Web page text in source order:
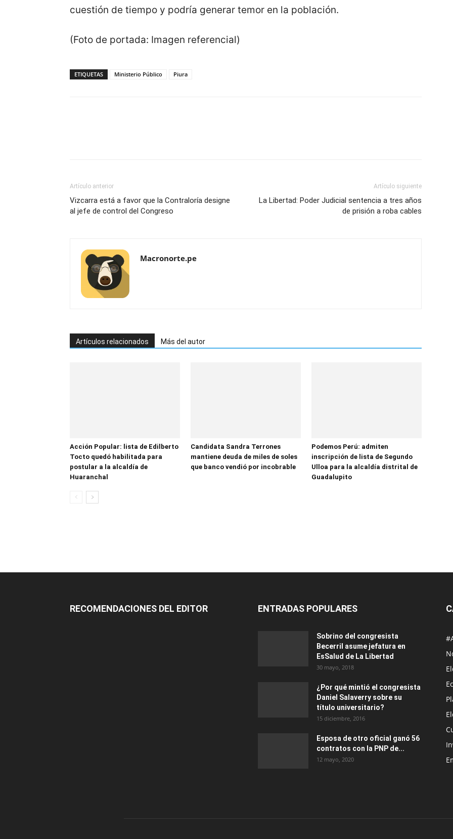
cuestión de tiempo y podría generar temor en la población.
(Foto de portada: Imagen referencial)
ETIQUETAS Ministerio Público Piura
Artículo anterior
Vizcarra está a favor que la Contraloría designe
al jefe de control del Congreso
Artículo siguiente
La Libertad: Poder Judicial sentencia a tres años
de prisión a roba cables
Macronorte.pe
Artículos relacionados Más del autor
Acción Popular: lista de Edilberto
Tocto quedó habilitada para
postular a la alcaldía de
Huaranchal
Candidata Sandra Terrones
mantiene deuda de miles de soles
que banco vendió por incobrable
Podemos Perú: admiten
inscripción de lista de Segundo
Ulloa para la alcaldía distrital de
Guadalupito
RECOMENDACIONES DEL EDITOR ENTRADAS POPULARES
Sobrino del congresista
Becerril asume jefatura en
EsSalud de La Libertad
30 mayo, 2018
¿Por qué mintió el congresista
Daniel Salaverry sobre su
título universitario?
15 diciembre, 2016
Esposa de otro oficial ganó 56
contratos con la PNP de...
12 mayo, 2020